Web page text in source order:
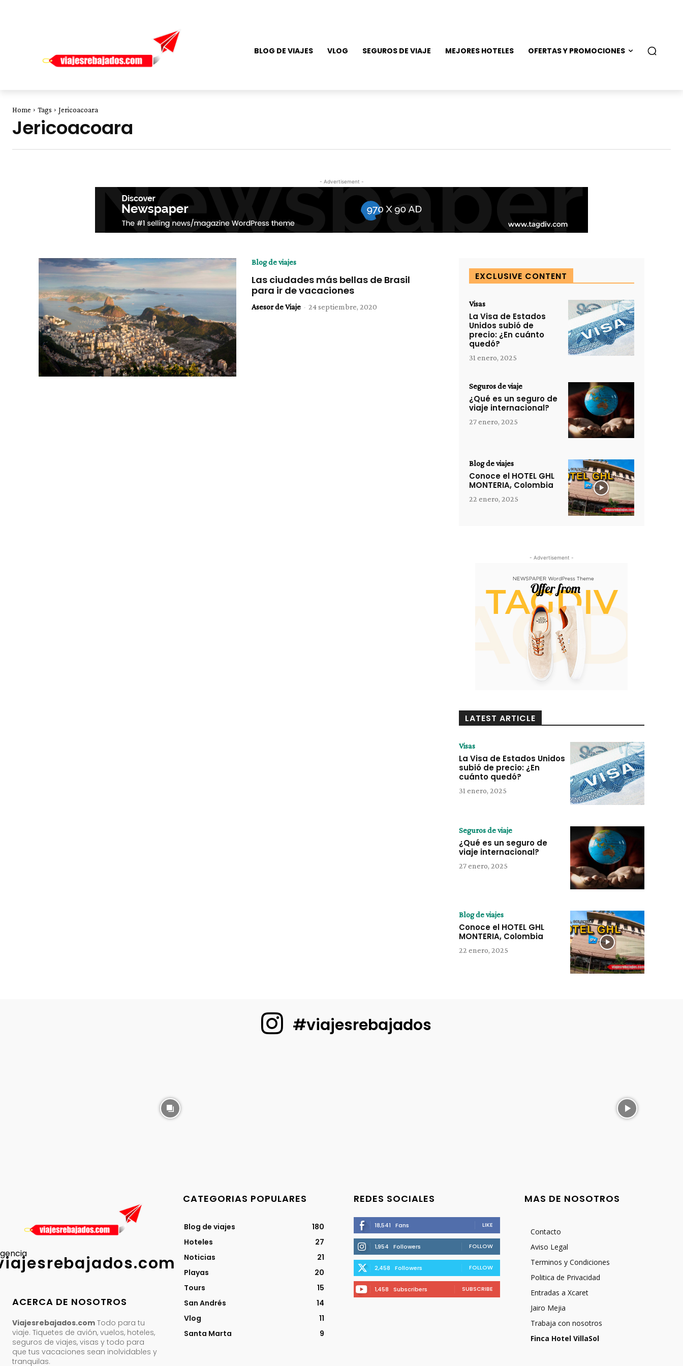
BLOG DE VIAJES VLOG SEGUROS DE VIAJE MEJORES HOTELES OFERTAS Y PROMOCIONES
Home Tags Jericoacoara
Jericoacoara
- Advertisement -
Blog de viajes
Las ciudades más bellas de Brasil
para ir de vacaciones
Asesor de Viaje - 24 septiembre, 2020
EXCLUSIVE CONTENT
Visas
La Visa de Estados
Unidos subió de
precio: ¿En cuánto
quedó?
31 enero, 2025
Seguros de viaje
¿Qué es un seguro de
viaje internacional?
27 enero, 2025
Blog de viajes
Conoce el HOTEL GHL
MONTERIA, Colombia
22 enero, 2025
- Advertisement -
LATEST ARTICLE
Visas
La Visa de Estados Unidos
subió de precio: ¿En
cuánto quedó?
31 enero, 2025
Seguros de viaje
¿Qué es un seguro de
viaje internacional?
27 enero, 2025
Blog de viajes
Conoce el HOTEL GHL
MONTERIA, Colombia
22 enero, 2025
#viajesrebajados
ACERCA DE NOSOTROS
Viajesrebajados.com Todo para tu
viaje. Tiquetes de avión, vuelos, hoteles,
seguros de viajes, visas y todo para
que tus vacaciones sean inolvidables y
tranquilas.
CATEGORIAS POPULARES
Blog de viajes
180
Hoteles
27
Noticias
21
Playas
20
Tours
15
San Andrés
14
Vlog
11
Santa Marta
9
REDES SOCIALES
18,541 Fans LIKE
1,954 Followers FOLLOW
2,458 Followers FOLLOW
1,458 Subscribers SUBSCRIBE
MAS DE NOSOTROS
Contacto
Aviso Legal
Terminos y Condiciones
Politica de Privacidad
Entradas a Xcaret
Jairo Mejia
Trabaja con nosotros
Finca Hotel VillaSol